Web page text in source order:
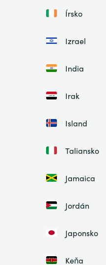
Írsko
Izrael
India
Irak
Island
Taliansko
Jamaica
Jordán
Japonsko
Keňa